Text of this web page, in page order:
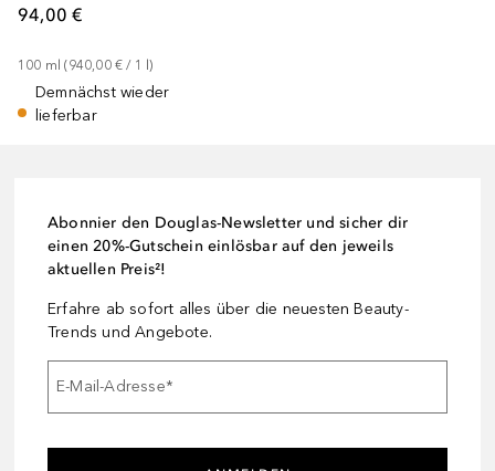
94,00 €
100 ml (940,00 € / 1 l)
Demnächst wieder
lieferbar
Abonnier den Douglas-Newsletter und sicher dir
einen 20%-Gutschein einlösbar auf den jeweils
aktuellen Preis²!
Erfahre ab sofort alles über die neuesten Beauty-
Trends und Angebote.
E-Mail-Adresse*